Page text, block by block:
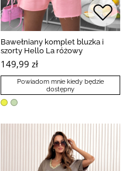
Bawełniany komplet bluzka i
szorty Hello La różowy
149,99 zł
Powiadom mnie kiedy będzie
dostępny